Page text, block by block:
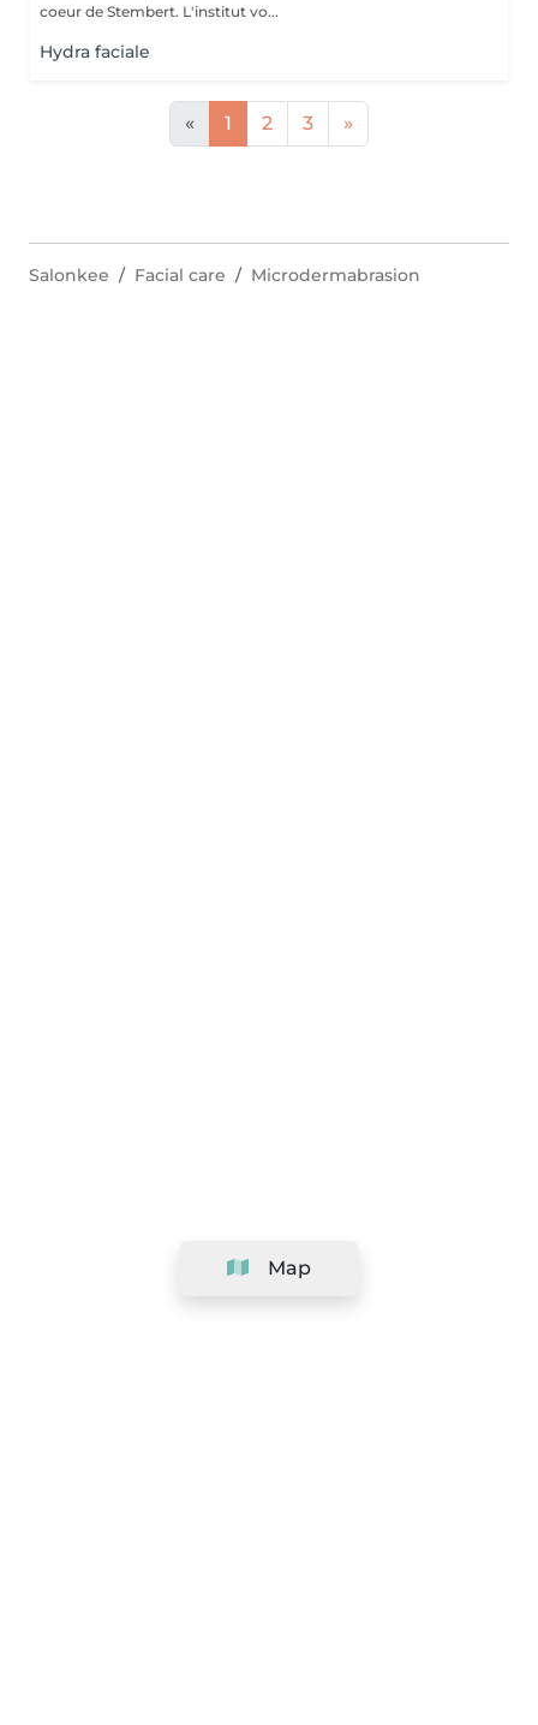
coeur de Stembert. L'institut vo...
Hydra faciale
« 1 2 3 »
Map
Salonkee Facial care Microdermabrasion